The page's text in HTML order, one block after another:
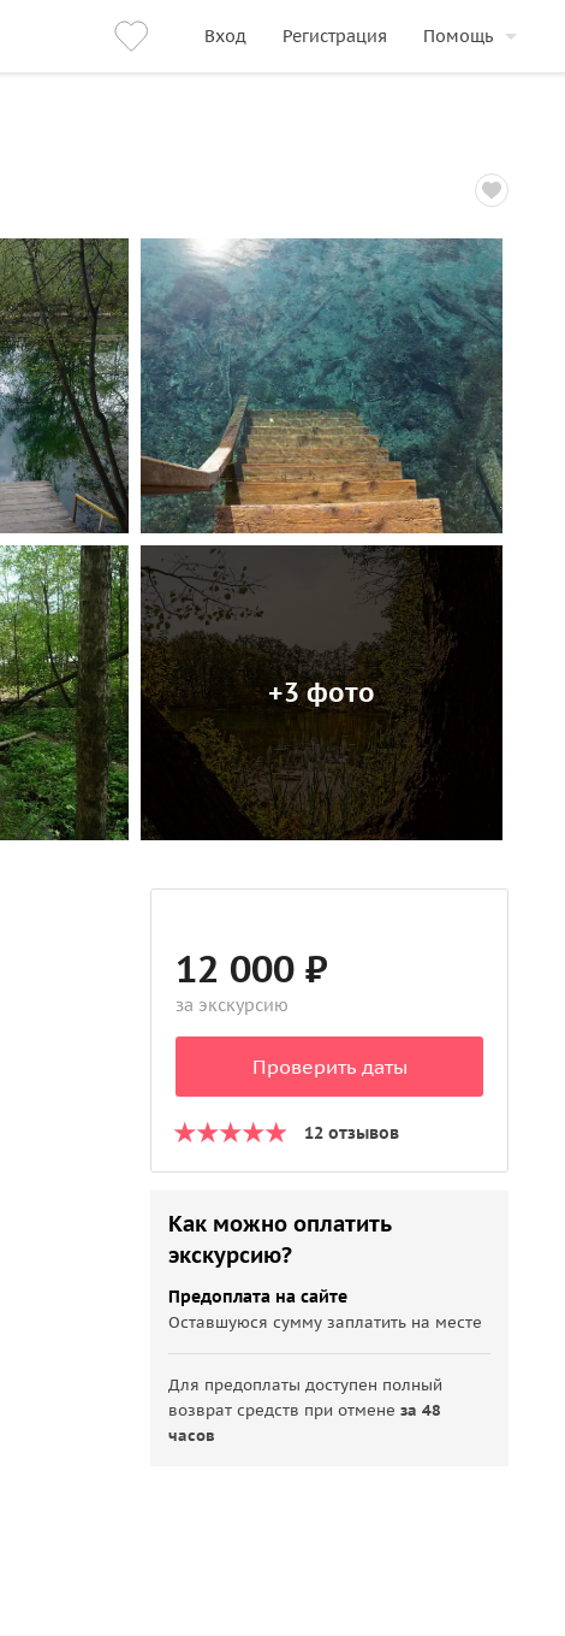
Вход Регистрация Помощь
+3 фото
12 000 ₽
за экскурсию
Проверить даты
12 отзывов
Как можно оплатить
экскурсию?
Предоплата на сайте
Оставшуюся сумму заплатить на месте
Для предоплаты доступен полный
возврат средств при отменеза 48
часов